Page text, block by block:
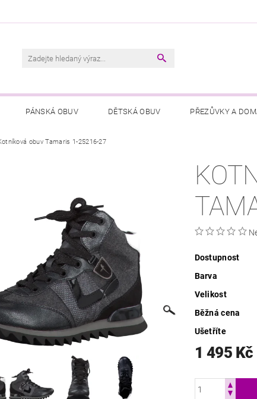
PÁNSKÁ OBUV DĚTSKÁ OBUV PŘEZŮVKY A
OBCHODNÍ PODMÍNKY
obuv Tamaris 1-25216-27
Dostupnost
Barva
Velikost
Běžná cena
Ušetříte
1 495 Kč